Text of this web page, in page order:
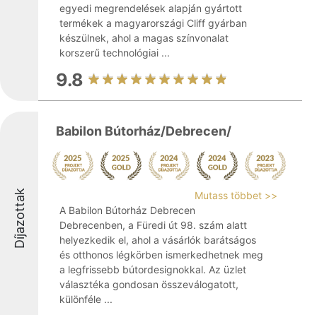
egyedi megrendelések alapján gyártott
termékek a magyarországi Cliff gyárban
készülnek, ahol a magas színvonalat
korszerű technológiai ...
9.8
Díjazottak
Babilon Bútorház/Debrecen/
Mutass többet >>
A Babilon Bútorház Debrecen
Debrecenben, a Füredi út 98. szám alatt
helyezkedik el, ahol a vásárlók barátságos
és otthonos légkörben ismerkedhetnek meg
a legfrissebb bútordesignokkal. Az üzlet
választéka gondosan összeválogatott,
különféle ...